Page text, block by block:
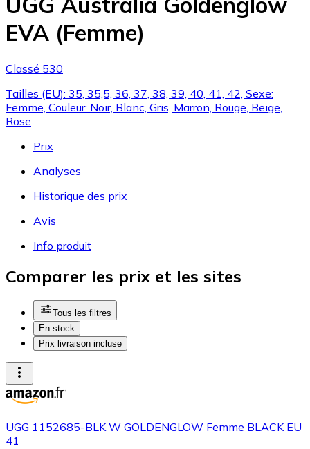
EVA (Femme)
Classé 530
Tailles (EU): 35, 35,5, 36, 37, 38, 39, 40, 41, 42, Sexe:
Femme, Couleur: Noir, Blanc, Gris, Marron, Rouge, Beige,
Rose
Prix
Analyses
Historique des prix
Avis
Info produit
Comparer les prix et les sites
Tous les filtres
En stock
Prix livraison incluse
UGG 1152685-BLK W GOLDENGLOW Femme BLACK EU
41